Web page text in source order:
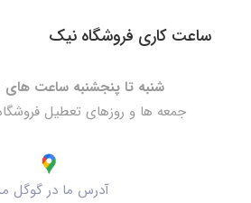
ساعت کاری فروشگاه نیک
شنبه تا پنجشنبه ساعت های ۱۰ الی ۲۰:۳۰
جمعه ها و روزهای تعطیل
آدرس ما در گوگل